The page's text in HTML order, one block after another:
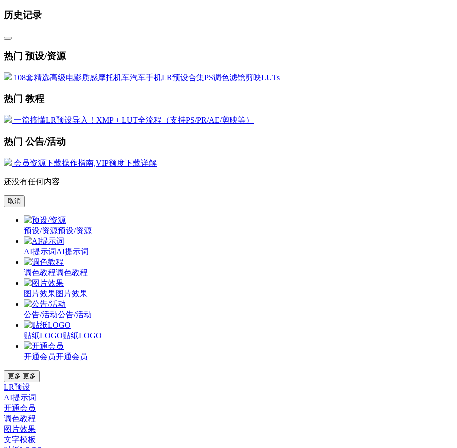
历史记录
热门 预设/资源
108套精选高级电影质感摩托机车汽车手机LR预设合集PS调色滤镜剪映LUTs
热门 教程
一篇搞懂LR预设导入！XMP + LUT全流程（支持PS/PR/AE/剪映等）
热门 公告/活动
会员资源下载操作指南,VIP额度下载详解
还没有任何内容
取消
预设/资源预设/资源
AI提示词AI提示词
调色教程调色教程
图片效果图片效果
公告/活动公告/活动
贴纸LOGO贴纸LOGO
开通会员开通会员
更多 更多
LR预设
AI提示词
开通会员
调色教程
图片效果
文字模板